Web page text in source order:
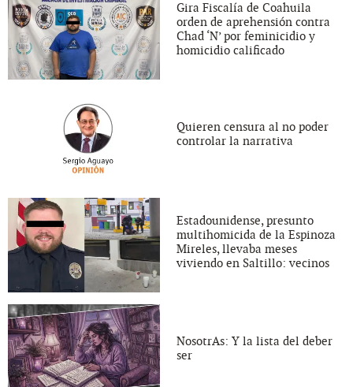
Gira Fiscalía de Coahuila
orden de aprehensión contra
Chad ‘N’ por feminicidio y
homicidio calificado
Quieren censura al no poder
controlar la narrativa
Estadounidense, presunto
multihomicida de la Espinoza
Mireles, llevaba meses
viviendo en Saltillo: vecinos
NosotrAs: Y la lista del deber
ser